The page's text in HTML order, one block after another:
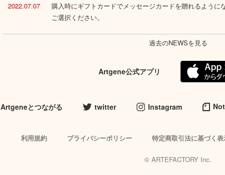
2022.07.07
購入時にギフトカードでメッセージカードを贈れるように
ご選択ください。
過去のNEWSを見る
Artgene公式アプリ
Artgeneとつながる twitter Instagram
利用規約 プライバシーポリシー 特定商取引法に基づく
© ARTEFACTORY Inc.